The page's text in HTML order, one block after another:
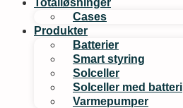
Totalløsninger
Cases
Produkter
Batterier
Smart styring
Solceller
Solceller med batteri
Varmepumper